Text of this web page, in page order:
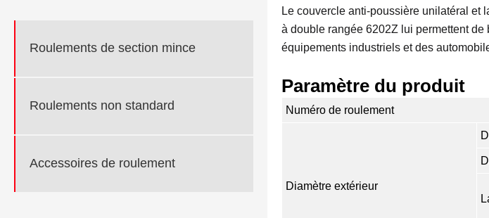
Roulements de section mince
Roulements non standard
Accessoires de roulement
Le couvercle anti-poussière unilatéral et
à double rangée 6202Z lui permettent
équipements industriels et des
Paramètre du produit
Numéro de roulement
Diamètre extérieur